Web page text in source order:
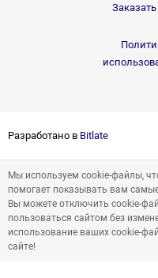
Разработано в Bitlate
Мы используем cookie-файлы,
помогает показывать вам
Вы можете отключить cookie-
пользоваться сайтом без
использование ваших cookie-
сайте!